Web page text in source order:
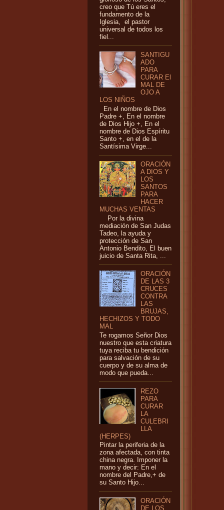
creo que Tú eres el
fundamento de la
Iglesia, el pastor
universal de todos los
fiel...
SANTIGU
ADO
PARA
CURAR El
MAL DE
OJO A
LOS NIÑOS
En el nombre de Dios
Padre +, En el nombre
de Dios Hijo +, En el
nombre de Dios Espíritu
Santo +, en el de la
Santísima Virge...
ORACIÓN
A DIOS Y
LOS
SANTOS
PARA
HACER
MUCHAS VENTAS
Por la divina
mediación de San Judas
Tadeo, la ayuda y
protección de San
Antonio Bendito, El buen
juicio de Santa Rita, ...
ORACIÓN
DE LAS 3
CRUCES
CONTRA
LAS
BRUJAS,
HECHIZOS Y TODO
MAL
Te rogamos Señor Dios
nuestro que esta criatura
tuya reciba tu bendición
para salvación de su
cuerpo y de su alma de
modo que pueda...
REZO
PARA
CURAR
LA
CULEBRI
LLA
(HERPES)
Pintar la periferia de la
zona afectada, con tinta
china negra. Imponer la
mano y decir: En el
nombre del Padre,+ de
su Santo Hijo...
ORACIÓN
DE LOS